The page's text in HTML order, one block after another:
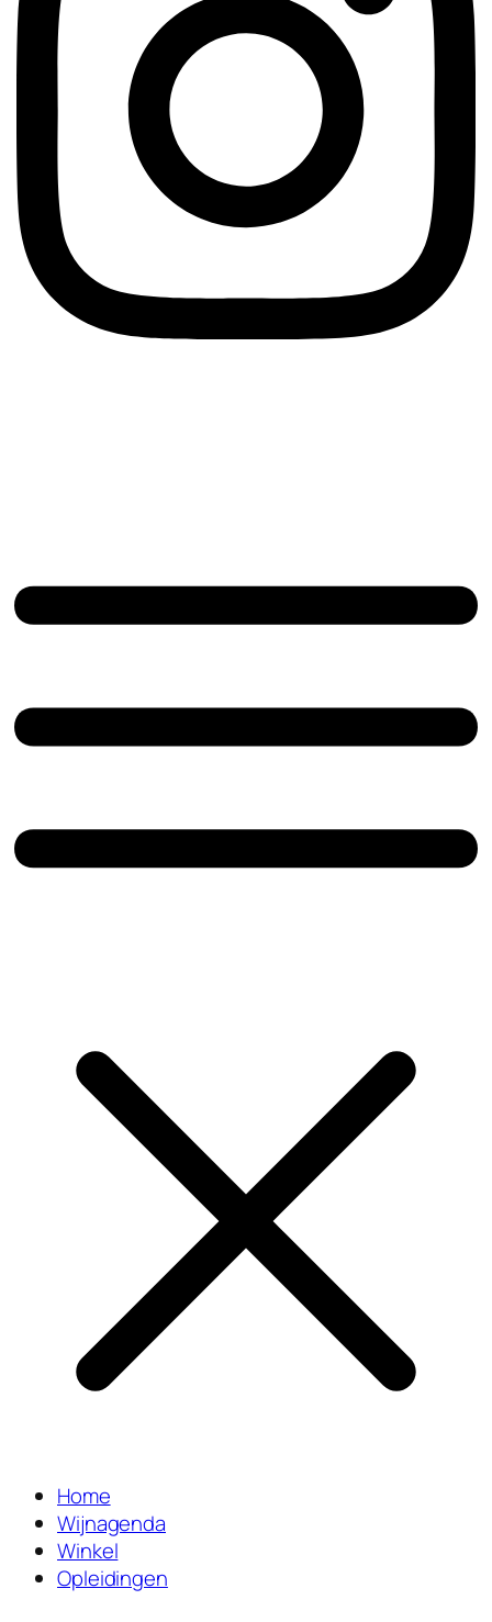
Home
Wijnagenda
Winkel
Opleidingen